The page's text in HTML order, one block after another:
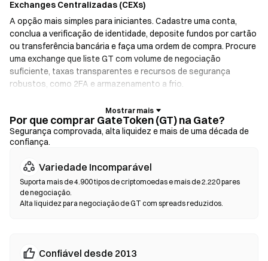
Exchanges Centralizadas (CEXs)
A opção mais simples para iniciantes. Cadastre uma conta,
conclua a verificação de identidade, deposite fundos por cartão
ou transferência bancária e faça uma ordem de compra. Procure
uma exchange que liste GT com volume de negociação
suficiente, taxas transparentes e recursos de segurança
robustos, como 2FA e armazenamento a frio.
Carteiras de Cripto
Para usuários que priorizam a autocustódia. As carteiras não
custodiais permitem que você mantenha suas próprias chaves
carteira. Algumas carteiras também oferecem integração com
rampas fiat, possibilitando a compra de GT com cartão de
crédito sem precisar passar por uma exchange. Sempre faça
backup da sua frase-semente e verifique os endereços dos
Exchanges Descentralizadas (DEXs)
Por que comprar GateToken (GT) na Gate?
Segurança comprovada, alta liquidez e mais de uma década de
confiança.
Variedade Incomparável
Suporta mais de 4.900 tipos de criptomoedas e mais de 2.220 pares
de negociação.
Alta liquidez para negociação de GT com spreads reduzidos.
Confiável desde 2013